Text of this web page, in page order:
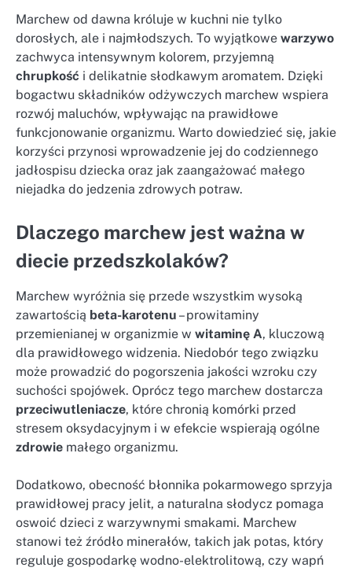
Marchew od dawna króluje w kuchni nie tylko
dorosłych, ale i najmłodszych. To wyjątkowe warzywo
zachwyca intensywnym kolorem, przyjemną
chrupkość i delikatnie słodkawym aromatem. Dzięki
bogactwu składników odżywczych marchew wspiera
rozwój maluchów, wpływając na prawidłowe
funkcjonowanie organizmu. Warto dowiedzieć się, jakie
korzyści przynosi wprowadzenie jej do codziennego
jadłospisu dziecka oraz jak zaangażować małego
niejadka do jedzenia zdrowych potraw.
Dlaczego marchew jest ważna w
diecie przedszkolaków?
Marchew wyróżnia się przede wszystkim wysoką
zawartością beta-karotenu – prowitaminy
przemienianej w organizmie w witaminę A, kluczową
dla prawidłowego widzenia. Niedobór tego związku
może prowadzić do pogorszenia jakości wzroku czy
suchości spojówek. Oprócz tego marchew dostarcza
przeciwutleniacze, które chronią komórki przed
stresem oksydacyjnym i w efekcie wspierają ogólne
zdrowie małego organizmu.
Dodatkowo, obecność błonnika pokarmowego sprzyja
prawidłowej pracy jelit, a naturalna słodycz pomaga
oswoić dzieci z warzywnymi smakami. Marchew
stanowi też źródło minerałów, takich jak potas, który
reguluje gospodarkę wodno-elektrolitową, czy wapń